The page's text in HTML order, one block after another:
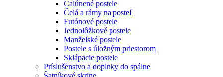
Čalúnené postele
Čelá a rámy na posteľ
Futónové postele
Jednolôžkové postele
Manželské postele
Postele s úložným priestorom
Sklápacie postele
Príslušenstvo a doplnky do spálne
Šatníkové skrine